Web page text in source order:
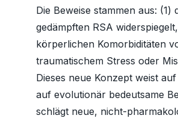
Die Beweise stammen aus:
gedämpften RSA
körperlichen Komorbiditäten
traumatischem Stress oder
Dieses neue Konzept weist
auf evolutionär bedeutsame
schlägt neue, nicht-